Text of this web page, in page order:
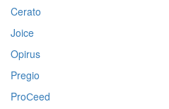
Cerato
Joice
Opirus
Pregio
ProСeed